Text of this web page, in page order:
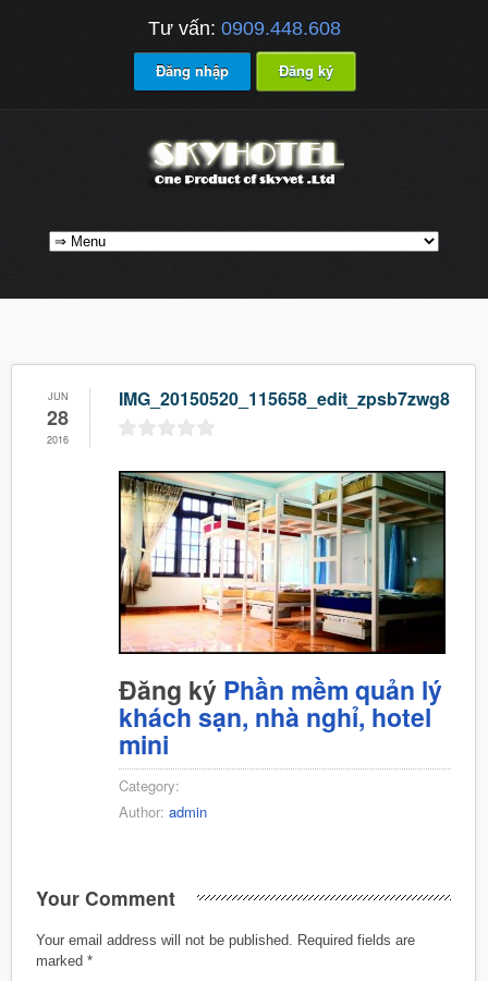
Tư vấn: 0909.448.608
Đăng nhập Đăng ký
JUN
28
2016
IMG_20150520_115658_edit_zpsb7zwg8h6
Đăng ký Phần mềm quản lý
khách sạn, nhà nghỉ, hotel
mini
Category:
Author: admin
Your Comment
Your email address will not be published.
Required fields are
marked *